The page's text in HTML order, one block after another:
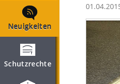
Neuigkeiten
Schutzrechte